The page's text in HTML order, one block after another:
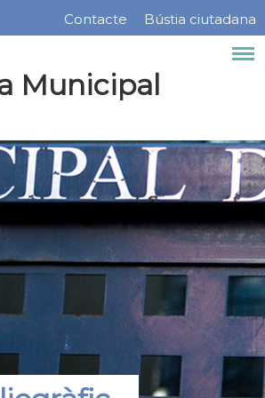
Vés
al
Menú
superior
Contacte Bústia ciutadana
Municipal